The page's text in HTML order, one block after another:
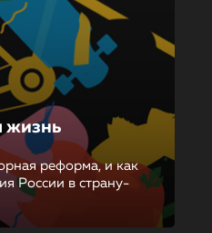
жизнь
реформа, и как
России в страну-